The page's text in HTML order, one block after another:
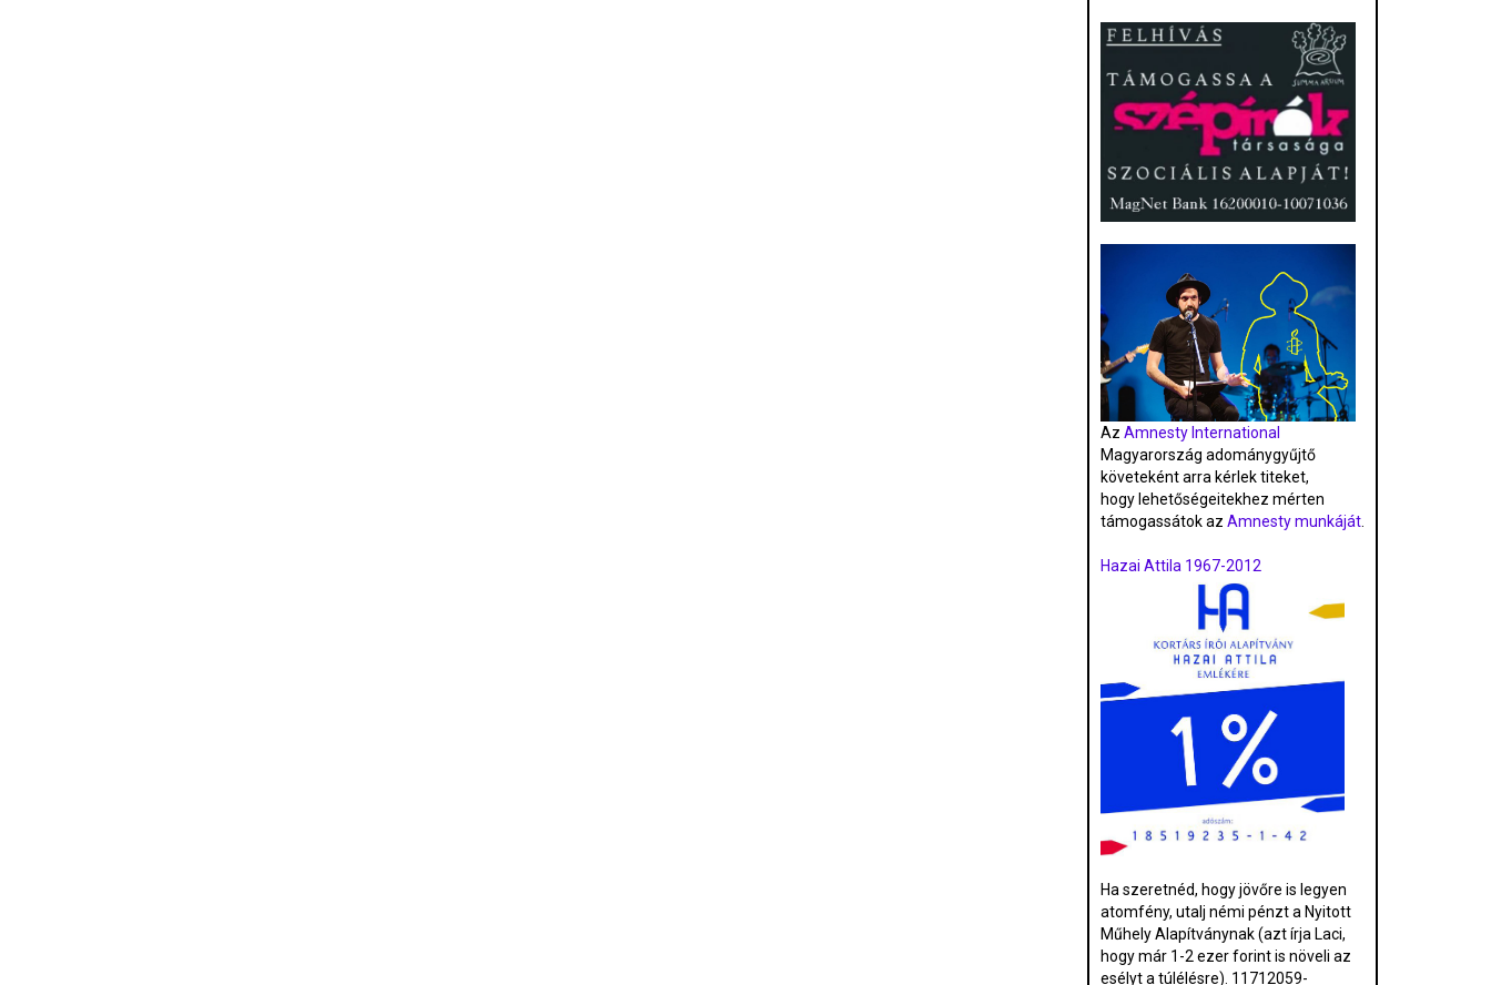
Az Amnesty International
Magyarország adománygyűjtő
követeként arra kérlek titeket,
hogy lehetőségeitekhez mérten
támogassátok az Amnesty munkáját.
Hazai Attila 1967-2012
Ha szeretnéd, hogy jövőre is legyen
atomfény, utalj némi pénzt a Nyitott
Műhely Alapítványnak (azt írja Laci,
hogy már 1-2 ezer forint is növeli az
esélyt a túlélésre). 11712059-